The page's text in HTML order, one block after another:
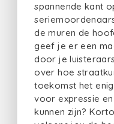
spannende kant
de muren de
geef je er een
door je
over hoe
toekomst het
voor expressie
kunnen zijn?